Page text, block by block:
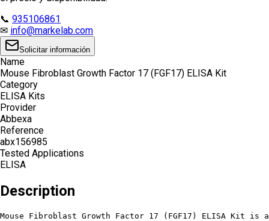
📞 935106861
✉ info@markelab.com
Solicitar información
Name
Mouse Fibroblast Growth Factor 17 (FGF17) ELISA Kit
Category
ELISA Kits
Provider
Abbexa
Reference
abx156985
Tested Applications
ELISA
Description
Mouse Fibroblast Growth Factor 17 (FGF17) ELISA Kit